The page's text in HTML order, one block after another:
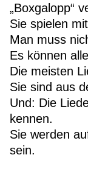
„Boxgalopp“
Sie spielen
Man muss
Es können
Die meisten
Sie sind aus
Und: Die
kennen.
Sie werden
sein.